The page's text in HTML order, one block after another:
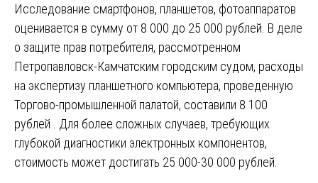
Исследование смартфонов, планшетов, фотоаппаратов
оценивается в сумму от 8 000 до 25 000 рублей. В деле
о защите прав потребителя, рассмотренном
Петропавловск-Камчатским городским судом, расходы
на экспертизу планшетного компьютера, проведенную
Торгово-промышленной палатой, составили 8 100
рублей . Для более сложных случаев, требующих
глубокой диагностики электронных компонентов,
стоимость может достигать 25 000-30 000 рублей.